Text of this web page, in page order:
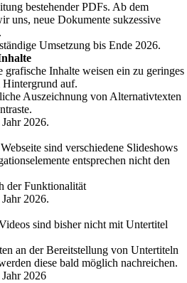
bestehender PDFs. Ab dem
uns, neue Dokumente sukzessive
Umsetzung bis Ende 2026.
grafische Inhalte weisen ein zu geringes
auf.
Auszeichnung von Alternativtexten
2026.
sind verschiedene Slideshows
entsprechen nicht den
der Funktionalität
2026.
sind bisher nicht mit Untertitel
an der Bereitstellung von Untertiteln
diese bald möglich nachreichen.
2026